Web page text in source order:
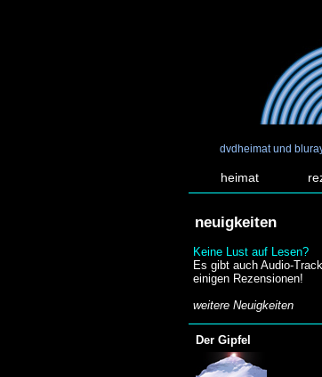
dvdheimat und
heimat
neuigkeiten
Keine Lust auf Lesen?
Es gibt auch Audio-
einigen Rezensionen!
weitere Neuigkeiten
Der Gipfel